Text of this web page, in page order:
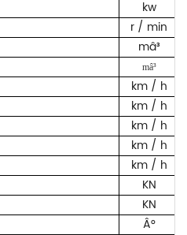
kw
r / min
mâ³
mâ³
km / h
km / h
km / h
km / h
km / h
KN
KN
Â°